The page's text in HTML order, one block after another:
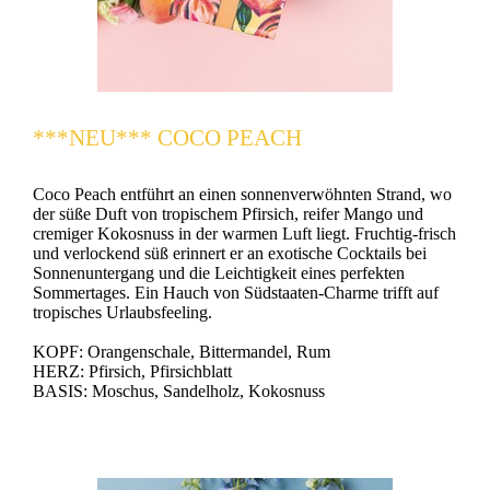
***NEU*** COCO PEACH
Coco Peach entführt an einen sonnenverwöhnten Strand, wo
der süße Duft von tropischem Pfirsich, reifer Mango und
cremiger Kokosnuss in der warmen Luft liegt. Fruchtig-frisch
und verlockend süß erinnert er an exotische Cocktails bei
Sonnenuntergang und die Leichtigkeit eines perfekten
Sommertages. Ein Hauch von Südstaaten-Charme trifft auf
tropisches Urlaubsfeeling.
KOPF: Orangenschale, Bittermandel, Rum
HERZ: Pfirsich, Pfirsichblatt
BASIS: Moschus, Sandelholz, Kokosnuss